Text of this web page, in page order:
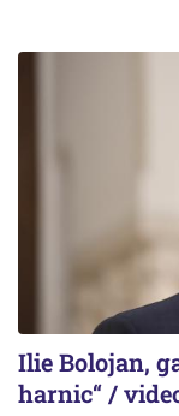
Ilie Bolojan,
harnic“ /